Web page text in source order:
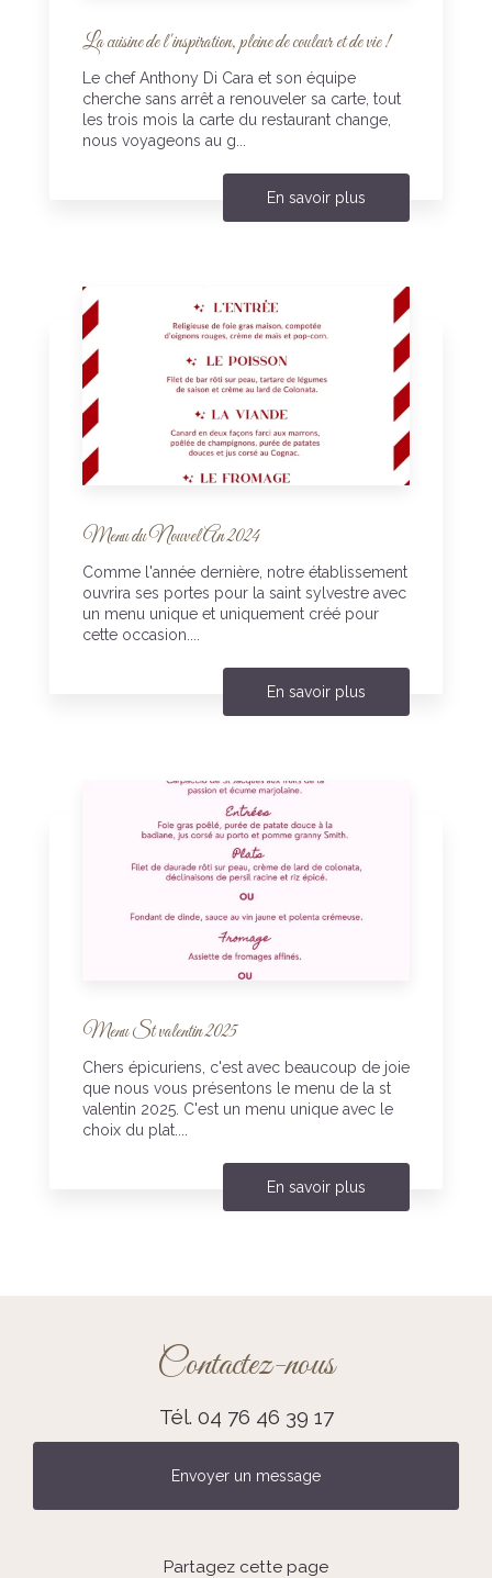
La cuisine de l'inspiration, pleine de couleur et de vie !
Le chef Anthony Di Cara et son équipe
cherche sans arrêt a renouveler sa carte, tout
les trois mois la carte du restaurant change,
nous voyageons au g...
En savoir plus
Menu du Nouvel An 2024
Comme l'année dernière, notre établissement
ouvrira ses portes pour la saint sylvestre avec
un menu unique et uniquement créé pour
cette occasion....
En savoir plus
Menu St valentin 2025
Chers épicuriens, c'est avec beaucoup de joie
que nous vous présentons le menu de la st
valentin 2025. C'est un menu unique avec le
choix du plat....
En savoir plus
Contactez-nous
Tél. 04 76 46 39 17
Envoyer un message
Partagez cette page